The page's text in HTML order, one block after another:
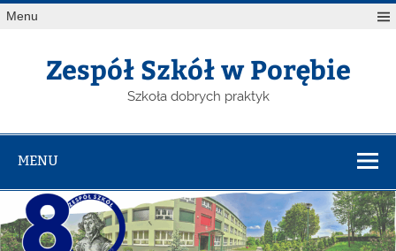
Menu
Zespół Szkół w Porębie
Szkoła dobrych praktyk
MENU